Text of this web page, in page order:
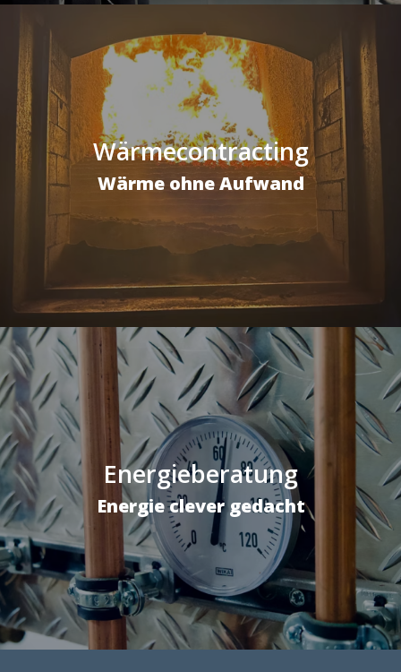
Wärmecontracting
Wärme ohne Aufwand
Energieberatung
Energie clever gedacht